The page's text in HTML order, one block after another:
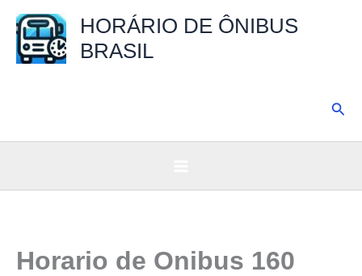
para
HORÁRIO DE ÔNIBUS
BRASIL
Horario de Onibus 160